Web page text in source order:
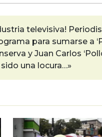
televisiva!
para sumarse a
y Juan Carlos
una locura…»